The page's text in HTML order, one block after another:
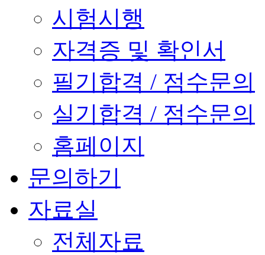
시험시행
자격증 및 확인서
필기합격 / 점수문의
실기합격 / 점수문의
홈페이지
문의하기
자료실
전체자료